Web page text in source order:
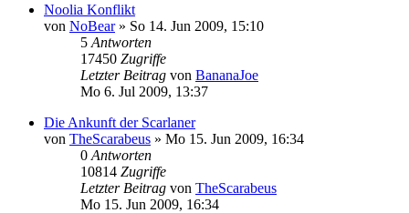
Noolia Konflikt
von NoBear» So 14. Jun 2009, 15:10
5 Antworten
17450 Zugriffe
Letzter Beitrag von BananaJoe
Mo 6. Jul 2009, 13:37
Die Ankunft der Scarlaner
von TheScarabeus » Mo 15. Jun 2009, 16:34
0 Antworten
10814 Zugriffe
Letzter Beitrag von TheScarabeus
Mo 15. Jun 2009, 16:34